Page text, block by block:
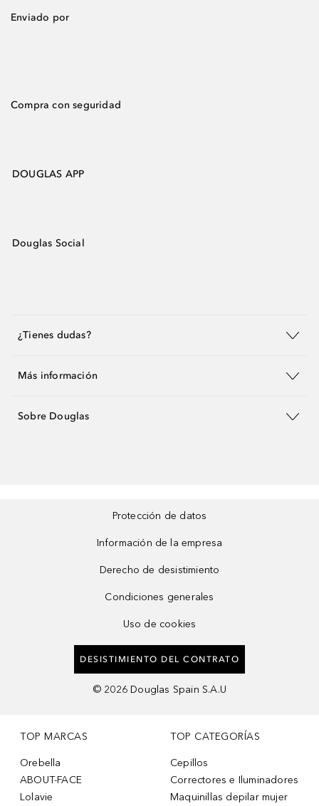
Enviado por
Compra con seguridad
DOUGLAS APP
Douglas Social
¿Tienes dudas?
Más información
Sobre Douglas
Protección de datos
Información de la empresa
Derecho de desistimiento
Condiciones generales
Uso de cookies
DESISTIMIENTO DEL CONTRATO
© 2026 Douglas Spain S.A.U
TOP MARCAS
Orebella
ABOUT-FACE
Lolavie
TOP CATEGORÍAS
Cepillos
Correctores e Iluminadores
Maquinillas depilar mujer